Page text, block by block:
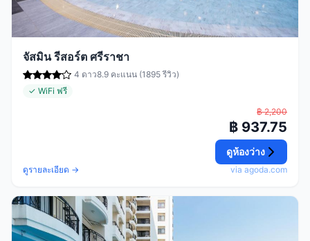
จัสมิน รีสอร์ต ศรีราชา
4 ดาว8.9 คะแนน (1895 รีวิว)
✓ WiFi ฟรี
ดูรายละเอียด →
฿ 2,200
฿ 937.75
ดูห้องว่าง
via agoda.com